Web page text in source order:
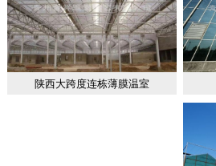
陕西大跨度连栋薄膜温室